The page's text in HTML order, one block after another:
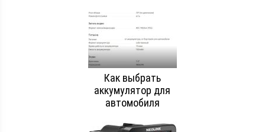
Как выбрать
аккумулятор для
автомобиля